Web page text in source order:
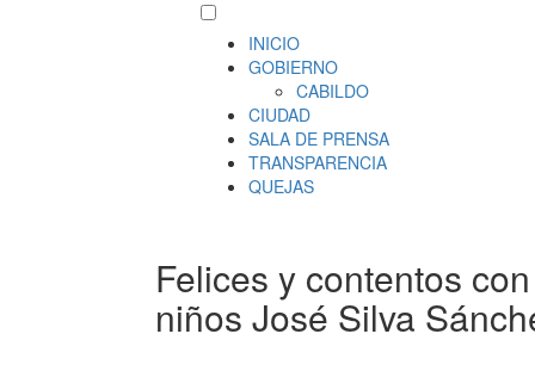
INICIO
GOBIERNO
CABILDO
CIUDAD
SALA DE PRENSA
TRANSPARENCIA
QUEJAS
Felices y contentos
niños José Silva